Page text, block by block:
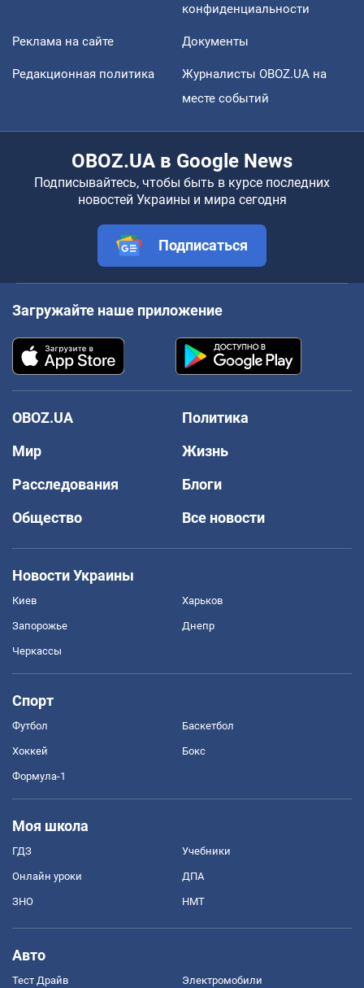
конфиденциальности
Реклама на сайте Документы
Редакционная политика
Журналисты OBOZ.UA на
месте событий
OBOZ.UA в Google News
Подписывайтесь, чтобы быть в курсе последних
новостей Украины и мира сегодня
Подписаться
Загружайте наше приложение
OBOZ.UA
Политика
Мир
Жизнь
Расследования
Блоги
Общество
Все новости
Новости Украины
Киев Харьков
Запорожье Днепр
Черкассы
Спорт
Футбол Баскетбол
Хоккей Бокс
Формула-1
Моя школа
ГДЗ Учебники
Онлайн уроки ДПА
ЗНО НМТ
Авто
Тест Драйв Электромобили